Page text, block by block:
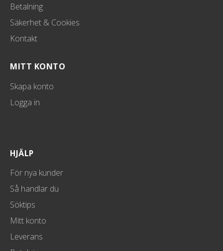
Betalning
Säkerhet & Cookies
Kontakt
MITT KONTO
Skapa konto
Logga in
HJÄLP
För nya kunder
Så handlar du
Söktips
Mitt konto
Leverans